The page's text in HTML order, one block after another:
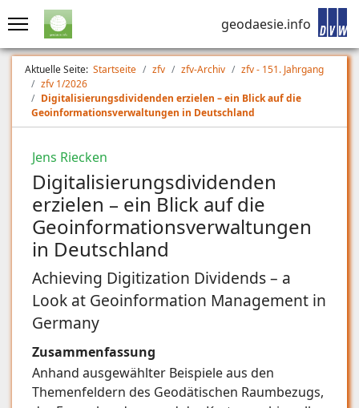
geodaesie.info
Aktuelle Seite: Startseite zfv zfv-Archiv
zfv - 151. Jahrgang
zfv 1/2026
Digitalisierungsdividenden erzielen – ein Blick auf die
Geoinformationsverwaltungen in Deutschland
Jens Riecken
Digitalisierungsdividenden
erzielen – ein Blick auf die
Geoinformationsverwaltungen
in Deutschland
Achieving Digitization Dividends – a
Look at Geoinformation Management in
Germany
Zusammenfassung
Anhand ausgewählter Beispiele aus den
Themenfeldern des Geodätischen Raumbezugs,